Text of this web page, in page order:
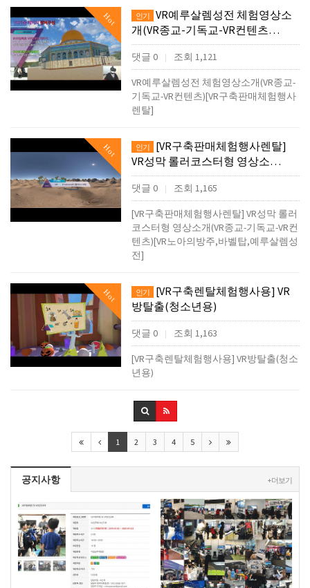
Hot 인기
VR예루살렘성전 체험영상소
개(VR종교-기독교-VR컨텐츠…
댓글 0 조회 1,121
VR예루살렘성전 체험영상소개(VR종교-
기독교-VR컨텐츠)[VR구축판매체험행사
렌탈]
Hot 인기
[VR구축판매체험행사렌탈]
VR성막 롤러코스터형 영상소…
댓글 0 조회 1,165
[VR구축판매체험행사렌탈] VR성막 롤러
코스터형 영상소개(VR종교-기독교-VR컨
텐츠)[VR노아의방주,바벨탑,예루살렘성
전]
Hot 인기
[VR구축렌탈체험행사용] VR
방탈출(청소년용)
댓글 0 조회 1,163
[VR구축렌탈체험행사용] VR방탈출(청소
년용)
1 2 3 4 5
공지사항 + 더보기